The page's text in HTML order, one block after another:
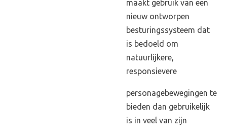
maakt gebruik van een
nieuw ontworpen
besturingssysteem dat
is bedoeld om
natuurlijkere,
responsievere
personagebewegingen te
bieden dan gebruikelijk
is in veel van zijn